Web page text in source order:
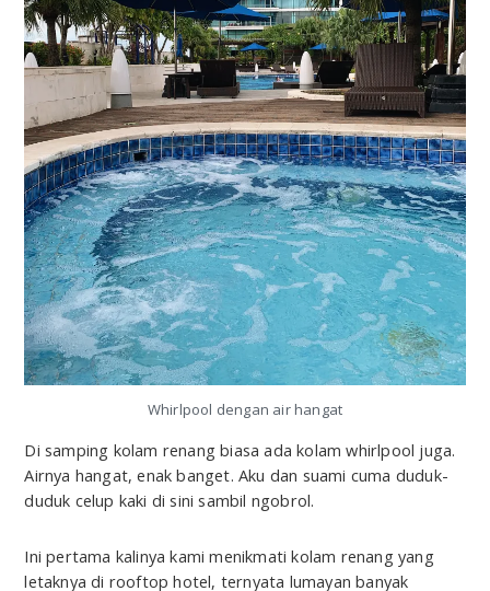
Whirlpool dengan air hangat
Di samping kolam renang biasa ada kolam whirlpool juga.
Airnya hangat, enak banget. Aku dan suami cuma duduk-
duduk celup kaki di sini sambil ngobrol.
Ini pertama kalinya kami menikmati kolam renang yang
letaknya di rooftop hotel, ternyata lumayan banyak